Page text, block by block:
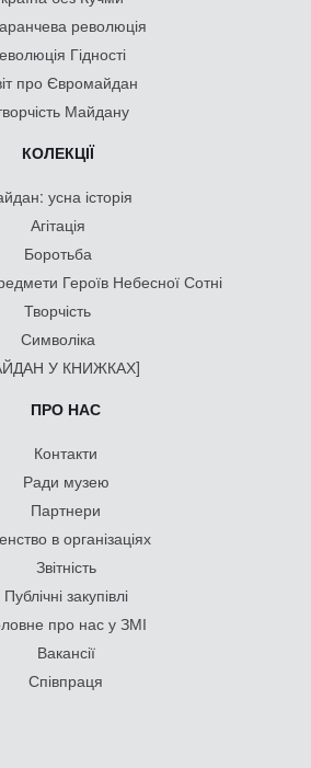
революція
Гідності
про Євромайдан
Майдану
КОЛЕКЦІЇ
усна історія
Агітація
Боротьба
Героїв Небесної Сотні
Творчість
Символіка
У КНИЖКАХ]
ПРО НАС
Контакти
Ради музею
Партнери
в організаціях
Звітність
Публічні закупівлі
про нас у ЗМІ
Вакансії
Співпраця